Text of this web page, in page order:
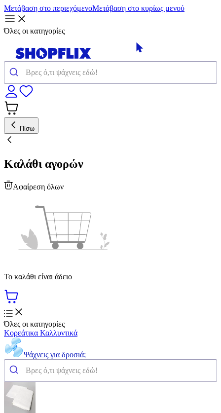
Μετάβαση στο περιεχόμενοΜετάβαση στο κυρίως μενού
Όλες οι κατηγορίες
Πίσω
Καλάθι αγορών
Αφαίρεση όλων
Το καλάθι είναι άδειο
Όλες οι κατηγορίες
Κορεάτικα Καλλυντικά
Ψάχνεις για δροσιά;